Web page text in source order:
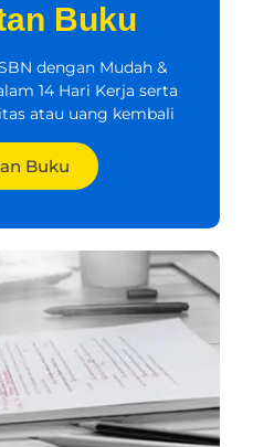
Buku
dengan Mudah &
14 Hari Kerja serta
atau uang kembali
Buku